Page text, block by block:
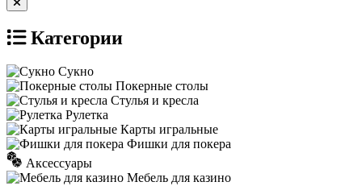
Категории
Сукно
Покерные столы
Стулья и кресла
Рулетка
Карты игральные
Фишки для покера
Аксессуары
Мебель для казино